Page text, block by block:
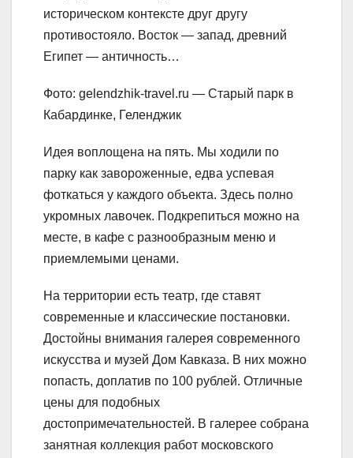
историческом контексте друг другу
противостояло. Восток — запад, древний
Египет — античность…
Фото: gelendzhik-travel.ru — Старый парк в
Кабардинке, Геленджик
Идея воплощена на пять. Мы ходили по
парку как завороженные, едва успевая
фоткаться у каждого объекта. Здесь полно
укромных лавочек. Подкрепиться можно на
месте, в кафе с разнообразным меню и
приемлемыми ценами.
На территории есть театр, где ставят
современные и классические постановки.
Достойны внимания галерея современного
искусства и музей Дом Кавказа. В них можно
попасть, доплатив по 100 рублей. Отличные
цены для подобных
достопримечательностей. В галерее собрана
занятная коллекция работ московского